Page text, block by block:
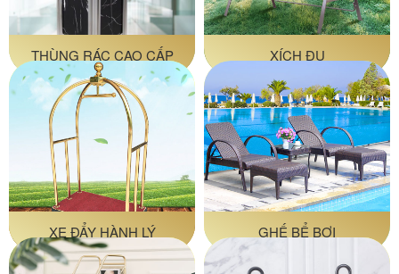
THÙNG RÁC CAO CẤP XÍCH ĐU
XE ĐẨY HÀNH LÝ GHẾ BỂ BƠI